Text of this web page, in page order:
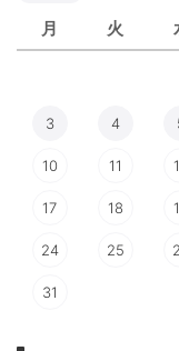
月 火
3 4
10 11
17 18
24 25
31